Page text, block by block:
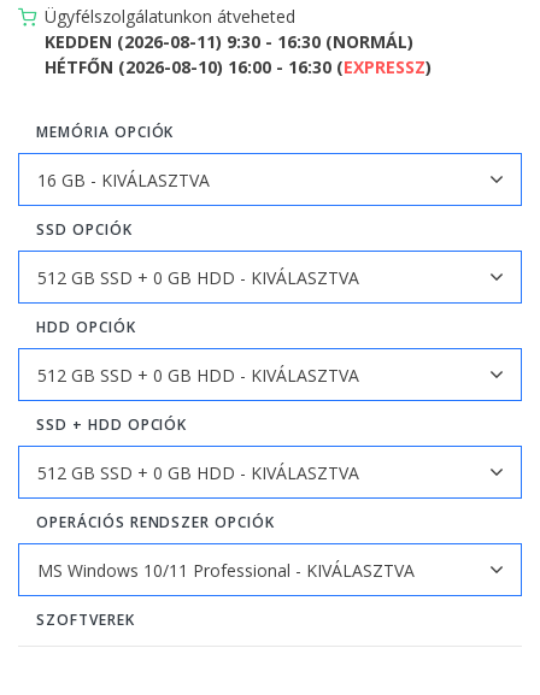
Ügyfélszolgálatunkon átveheted
KEDDEN (2026-08-11) 9:30 - 16:30 (NORMÁL)
HÉTFŐN (2026-08-10) 16:00 - 16:30 (EXPRESSZ)
MEMÓRIA OPCIÓK
SSD OPCIÓK
HDD OPCIÓK
SSD + HDD OPCIÓK
OPERÁCIÓS RENDSZER OPCIÓK
SZOFTVEREK